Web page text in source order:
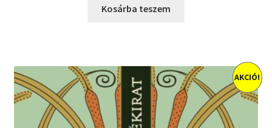
was:
is:
Kosárba teszem
AKCIÓ!